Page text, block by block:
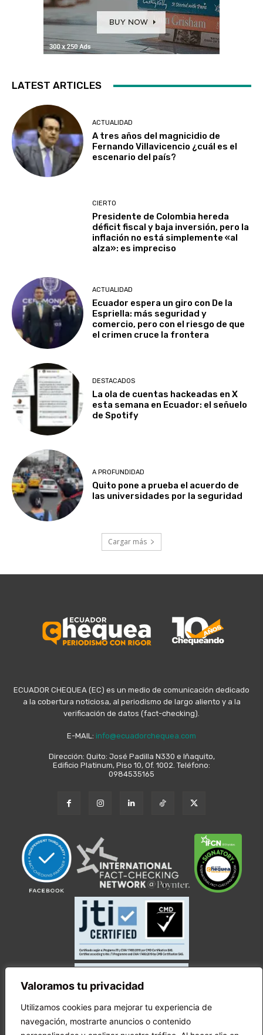
Valoramos tu privacidad
Utilizamos cookies para mejorar tu experiencia de
navegación, mostrarte anuncios o contenido
LATEST ARTICLES
ACTUALIDAD
A tres años del magnicidio de
Fernando Villavicencio ¿cuál es el
escenario del país?
CIERTO
Presidente de Colombia hereda
déficit fiscal y baja inversión, pero la
inflación no está simplemente «al
alza»: es impreciso
ACTUALIDAD
Ecuador espera un giro con De la
Espriella: más seguridad y
comercio, pero con el riesgo de que
el crimen cruce la frontera
DESTACADOS
La ola de cuentas hackeadas en X
esta semana en Ecuador: el señuelo
de Spotify
A PROFUNDIDAD
Quito pone a prueba el acuerdo de
las universidades por la seguridad
Cargar más
ECUADOR CHEQUEA (EC) es un medio de comunicación dedicado
a la cobertura noticiosa, al periodismo de largo aliento y a la
verificación de datos (fact-checking).
E-MAIL: info@ecuadorchequea.com
Dirección: Quito: José Padilla N330 e Iñaquito,
Edificio Platinum, Piso 10, Of. 1002. Teléfono:
0984535165